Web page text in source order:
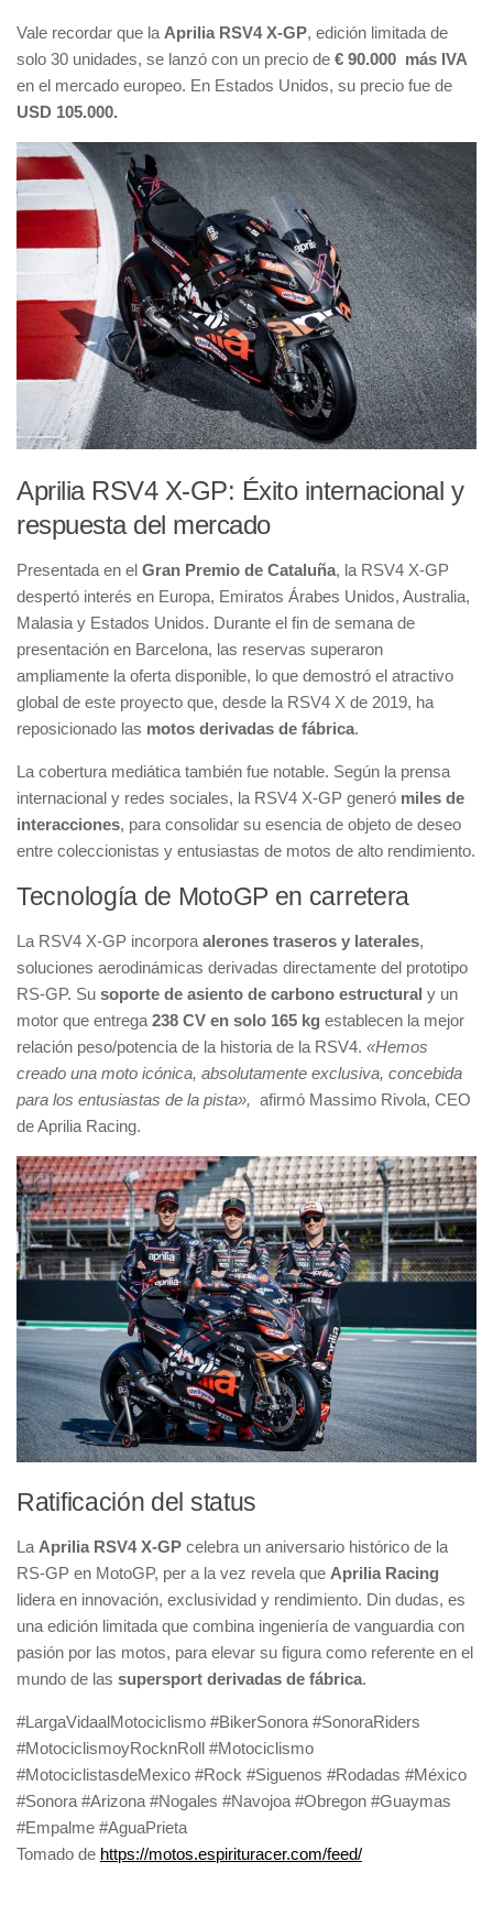
Vale recordar que la Aprilia RSV4 X-GP, edición limitada de
solo 30 unidades, se lanzó con un precio de € 90.000 más IVA
en el mercado europeo. En Estados Unidos, su precio fue de
USD 105.000.
Aprilia RSV4 X-GP: Éxito internacional y
respuesta del mercado
Presentada en el Gran Premio de Cataluña, la RSV4 X-GP
despertó interés en Europa, Emiratos Árabes Unidos, Australia,
Malasia y Estados Unidos. Durante el fin de semana de
presentación en Barcelona, las reservas superaron
ampliamente la oferta disponible, lo que demostró el atractivo
global de este proyecto que, desde la RSV4 X de 2019, ha
reposicionado las motos derivadas de fábrica.
La cobertura mediática también fue notable. Según la prensa
internacional y redes sociales, la RSV4 X-GP generó miles de
interacciones, para consolidar su esencia de objeto de deseo
entre coleccionistas y entusiastas de motos de alto rendimiento.
Tecnología de MotoGP en carretera
La RSV4 X-GP incorpora alerones traseros y laterales,
soluciones aerodinámicas derivadas directamente del prototipo
RS-GP. Su soporte de asiento de carbono estructural y un
motor que entrega 238 CV en solo 165 kg establecen la mejor
relación peso/potencia de la historia de la RSV4. «Hemos
creado una moto icónica, absolutamente exclusiva, concebida
para los entusiastas de la pista», afirmó Massimo Rivola, CEO
de Aprilia Racing.
Ratificación del status
La Aprilia RSV4 X-GP celebra un aniversario histórico de la
RS-GP en MotoGP, per a la vez revela que Aprilia Racing
lidera en innovación, exclusividad y rendimiento. Din dudas, es
una edición limitada que combina ingeniería de vanguardia con
pasión por las motos, para elevar su figura como referente en el
mundo de las supersport derivadas de fábrica.
#LargaVidaalMotociclismo #BikerSonora #SonoraRiders
#MotociclismoyRocknRoll #Motociclismo
#MotociclistasdeMexico #Rock #Siguenos #Rodadas #México
#Sonora #Arizona #Nogales #Navojoa #Obregon #Guaymas
#Empalme #AguaPrieta
Tomado de https://motos.espirituracer.com/feed/